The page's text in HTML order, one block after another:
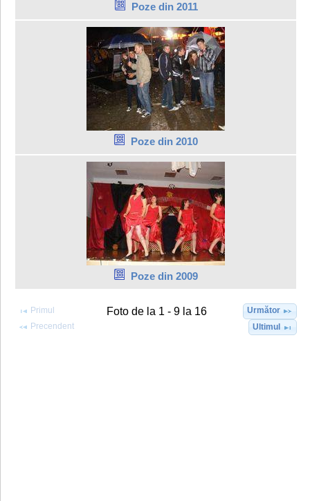
Poze din 2011
Poze din 2010
Poze din 2009
Primul
Precendent
Foto de la 1 - 9 la 16
Următor
Ultimul